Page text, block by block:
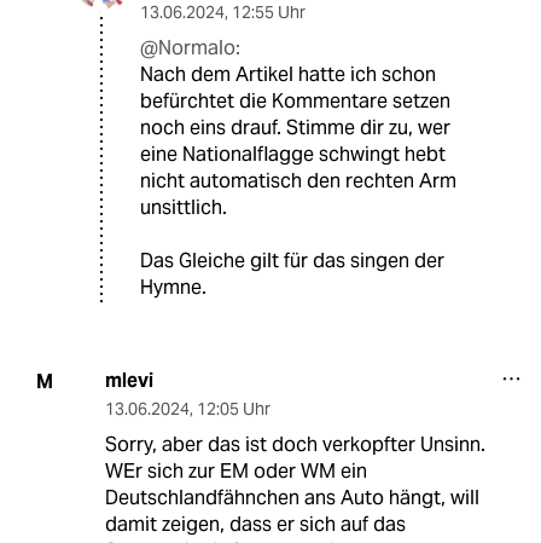
13.06.2024, 12:55 Uhr
@Normalo:
Nach dem Artikel hatte ich schon
befürchtet die Kommentare setzen
noch eins drauf. Stimme dir zu, wer
eine Nationalflagge schwingt hebt
nicht automatisch den rechten Arm
unsittlich.
Das Gleiche gilt für das singen der
Hymne.
M mlevi
13.06.2024, 12:05 Uhr
Sorry, aber das ist doch verkopfter Unsinn.
WEr sich zur EM oder WM ein
Deutschlandfähnchen ans Auto hängt, will
damit zeigen, dass er sich auf das